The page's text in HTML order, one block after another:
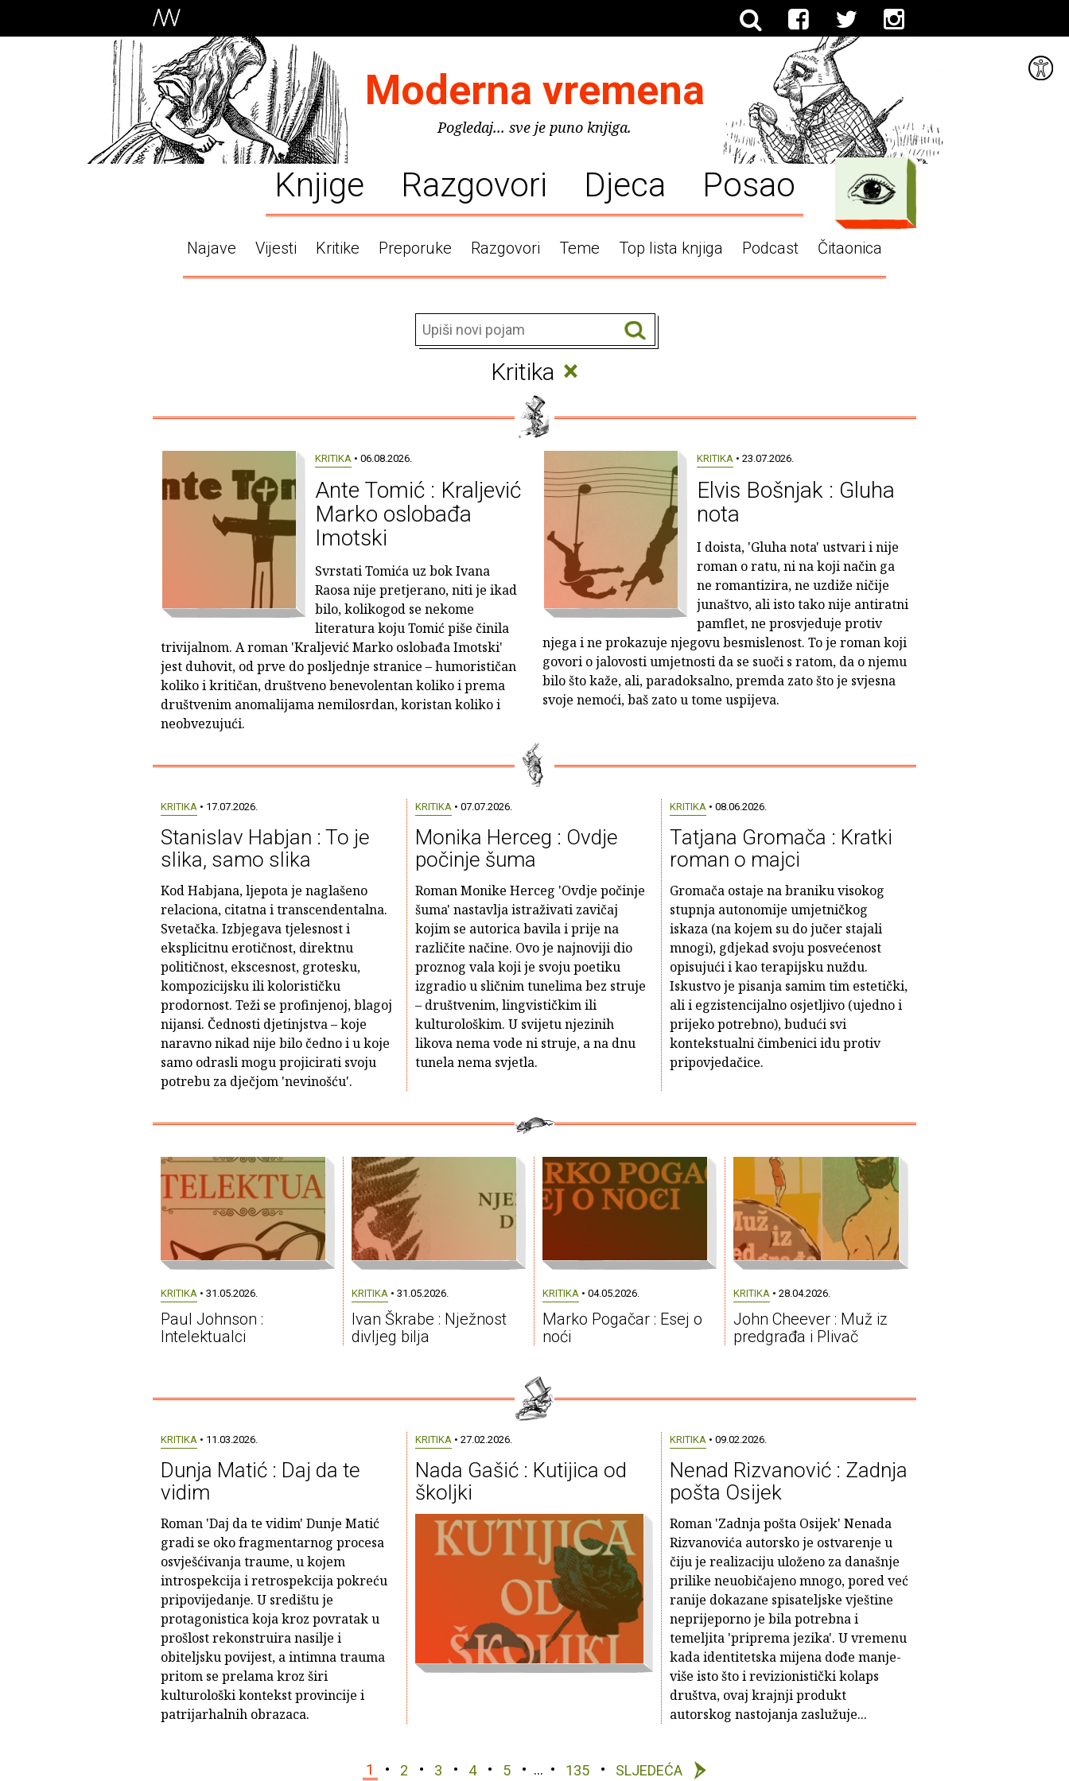
Moderna vremena
Pogledaj... sve je puno knjiga.
Knjige Razgovori Djeca Posao
Najave Vijesti Kritike Preporuke Razgovori Teme Top lista knjiga Podcast Čitaonica
Kritika ×
KRITIKA • 06.08.2026.
Ante Tomić : Kraljević
Marko oslobađa
Imotski
Svrstati Tomića uz bok Ivana
Raosa nije pretjerano, niti je ikad
bilo, kolikogod se nekome
literatura koju Tomić piše činila
trivijalnom. A roman 'Kraljević Marko oslobađa Imotski'
jest duhovit, od prve do posljednje stranice – humorističan
koliko i kritičan, društveno benevolentan koliko i prema
društvenim anomalijama nemilosrdan, koristan koliko i
neobvezujući.
KRITIKA • 23.07.2026.
Elvis Bošnjak : Gluha
nota
I doista, 'Gluha nota' ustvari i nije
roman o ratu, ni na koji način ga
ne romantizira, ne uzdiže ničije
junaštvo, ali isto tako nije antiratni
pamflet, ne prosvjeduje protiv
njega i ne prokazuje njegovu besmislenost. To je roman koji
govori o jalovosti umjetnosti da se suoči s ratom, da o njemu
bilo što kaže, ali, paradoksalno, premda zato što je svjesna
svoje nemoći, baš zato u tome uspijeva.
KRITIKA• 17.07.2026.
Stanislav Habjan : To je
slika, samo slika
Kod Habjana, ljepota je naglašeno
relaciona, citatna i transcendentalna.
Svetačka. Izbjegava tjelesnost i
eksplicitnu erotičnost, direktnu
političnost, ekscesnost, grotesku,
kompozicijsku ili kolorističku
prodornost. Teži se profinjenoj, blagoj
nijansi. Čednosti djetinjstva – koje
naravno nikad nije bilo čedno i u koje
samo odrasli mogu projicirati svoju
potrebu za dječjom 'nevinošću'.
KRITIKA• 07.07.2026.
Monika Herceg : Ovdje
počinje šuma
Roman Monike Herceg 'Ovdje počinje
šuma' nastavlja istraživati zavičaj
kojim se autorica bavila i prije na
različite načine. Ovo je najnoviji dio
proznog vala koji je svoju poetiku
izgradio u sličnim tunelima bez struje
– društvenim, lingvističkim ili
kulturološkim. U svijetu njezinih
likova nema vode ni struje, a na dnu
tunela nema svjetla.
KRITIKA• 08.06.2026.
Tatjana Gromača : Kratki
roman o majci
Gromača ostaje na braniku visokog
stupnja autonomije umjetničkog
iskaza (na kojem su do jučer stajali
mnogi), gdjekad svoju posvećenost
opisujući i kao terapijsku nuždu.
Iskustvo je pisanja samim tim estetički,
ali i egzistencijalno osjetljivo (ujedno i
prijeko potrebno), budući svi
kontekstualni čimbenici idu protiv
pripovjedačice.
KRITIKA • 31.05.2026.
Paul Johnson :
Intelektualci
KRITIKA • 31.05.2026.
Ivan Škrabe : Nježnost
divljeg bilja
KRITIKA • 04.05.2026.
Marko Pogačar : Esej o
noći
KRITIKA • 28.04.2026.
John Cheever : Muž iz
predgrađa i Plivač
KRITIKA• 11.03.2026.
Dunja Matić : Daj da te
vidim
Roman 'Daj da te vidim' Dunje Matić
gradi se oko fragmentarnog procesa
osvješćivanja traume, u kojem
introspekcija i retrospekcija pokreću
pripovijedanje. U središtu je
protagonistica koja kroz povratak u
prošlost rekonstruira nasilje i
obiteljsku povijest, a intimna trauma
pritom se prelama kroz širi
kulturološki kontekst provincije i
patrijarhalnih obrazaca.
KRITIKA• 27.02.2026.
Nada Gašić : Kutijica od
školjki
KRITIKA• 09.02.2026.
Nenad Rizvanović : Zadnja
pošta Osijek
Roman 'Zadnja pošta Osijek' Nenada
Rizvanovića autorsko je ostvarenje u
čiju je realizaciju uloženo za današnje
prilike neuobičajeno mnogo, pored već
ranije dokazane spisateljske vještine
neprijeporno je bila potrebna i
temeljita 'priprema jezika'. U vremenu
kada identitetska mijena dođe manje-
više isto što i revizionistički kolaps
društva, ovaj krajnji produkt
autorskog nastojanja zaslužuje...
1 2 3 4 5 … 135 SLJEDEĆA